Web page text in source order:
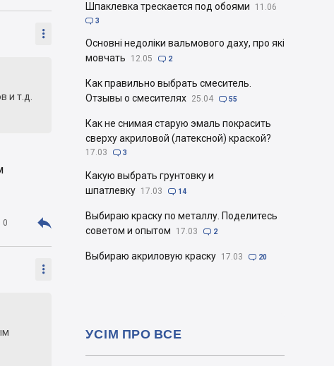

и т.д.
0 

Шпаклевка трескается под обоями 11.06
 3
Основні недоліки вальмового даху, про які
мовчать
12.05  2
Как правильно выбрать смеситель.
Отзывы о смесителях 25.04  55
Как не снимая старую эмаль покрасить
сверху акриловой (латексной) краской?
17.03  3
Какую выбрать грунтовку и
шпатлевку 17.03  14
Выбираю краску по металлу. Поделитесь
советом и опытом
17.03  2
Выбираю акриловую краску 17.03  20
УСІМ ПРО ВСЕ